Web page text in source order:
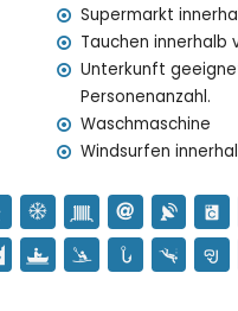
Mietpreis enthalten
Aufpreis
Supermarkt
Tauchen innerhalb
Unterkunft
Personenanzahl.
Waschmaschine
Windsurfen